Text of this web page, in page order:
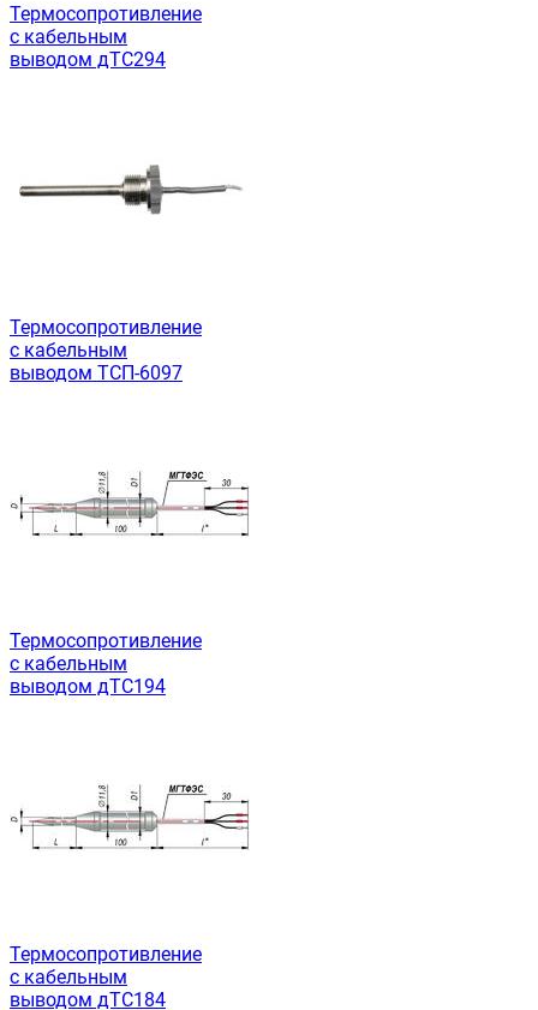
Термосопротивление
с кабельным
выводом дТС294
Термосопротивление
с кабельным
выводом ТСП-6097
Термосопротивление
с кабельным
выводом дТС194
Термосопротивление
с кабельным
выводом дТС184